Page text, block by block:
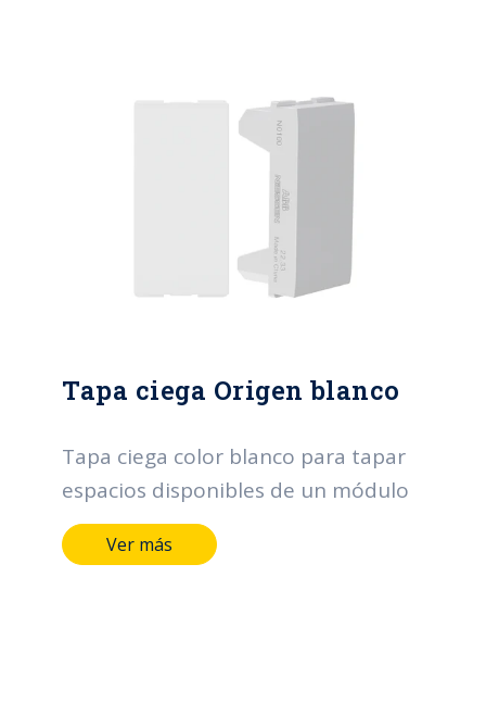
Tapa ciega Origen blanco
Tapa ciega color blanco para tapar
espacios disponibles de un módulo
Ver más